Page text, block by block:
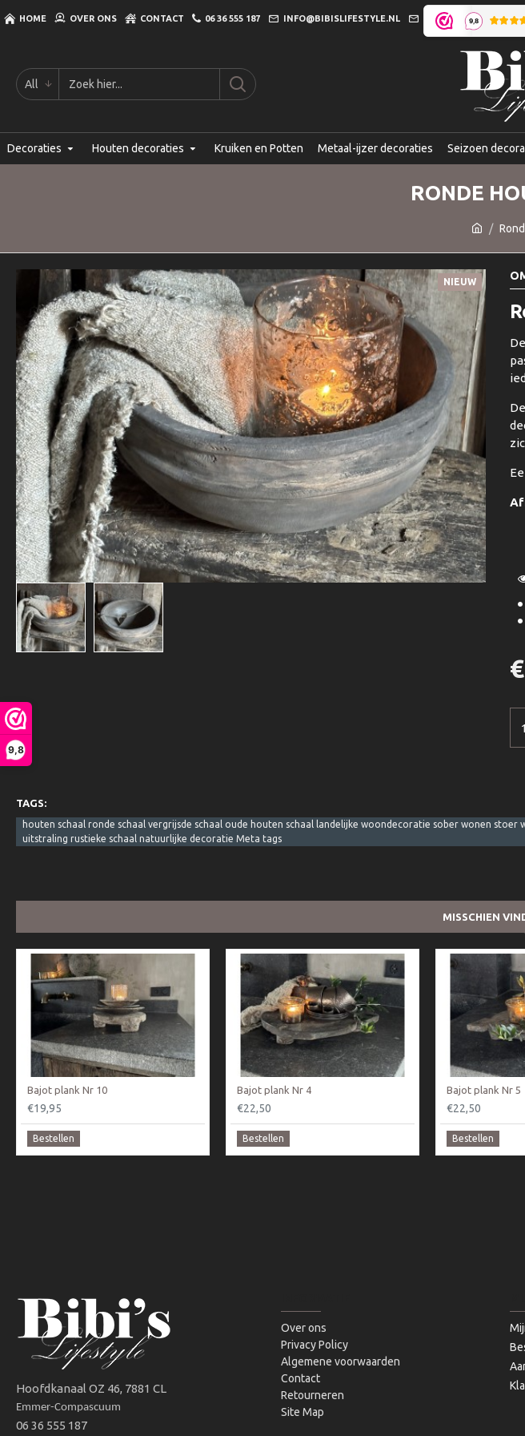
9,8
HOME OVER ONS CONTACT 06 36 555 187 INFO@BIBISLIFESTYLE.NL
All
Decoraties Houten decoraties Kruiken en Potten Metaal-ijzer decoraties Seizoen
RONDE
NIEUW
TAGS:
houten schaal ronde schaal vergrijsde schaal oude houten schaal landelijke woondecoratie sober wonen
uitstraling rustieke schaal natuurlijke decoratie Meta tags
MISSCHIEN
Bajot plank Nr 10
€19,95
Bestellen
Bajot plank Nr 4
€22,50
Bestellen
Bajot plank Nr 5
€22,50
Bestellen
Hoofdkanaal OZ 46, 7881 CL
Emmer-Compascuum
06 36 555 187
Over ons
Privacy Policy
Algemene voorwaarden
Contact
Retourneren
Site Map